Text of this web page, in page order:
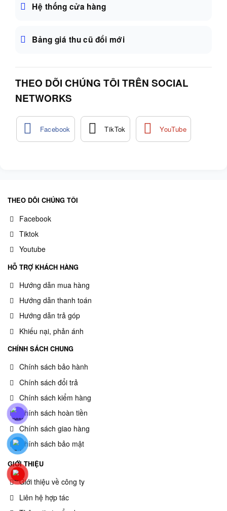
Hệ thống cửa hàng
Bảng giá thu cũ đổi mới
THEO DÕI CHÚNG TÔI TRÊN SOCIAL
NETWORKS
THEO DÕI CHÚNG TÔI
Facebook
Tiktok
Youtube
HỖ TRỢ KHÁCH HÀNG
Hướng dẫn mua hàng
Hướng dẫn thanh toán
Hướng dẫn trả góp
Khiếu nại, phản ánh
CHÍNH SÁCH CHUNG
Chính sách bảo hành
Chính sách đổi trả
Chính sách kiểm hàng
Chính sách hoàn tiền
Chính sách giao hàng
Chính sách bảo mật
GIỚI THIỆU
Giới thiệu về công ty
Liên hệ hợp tác